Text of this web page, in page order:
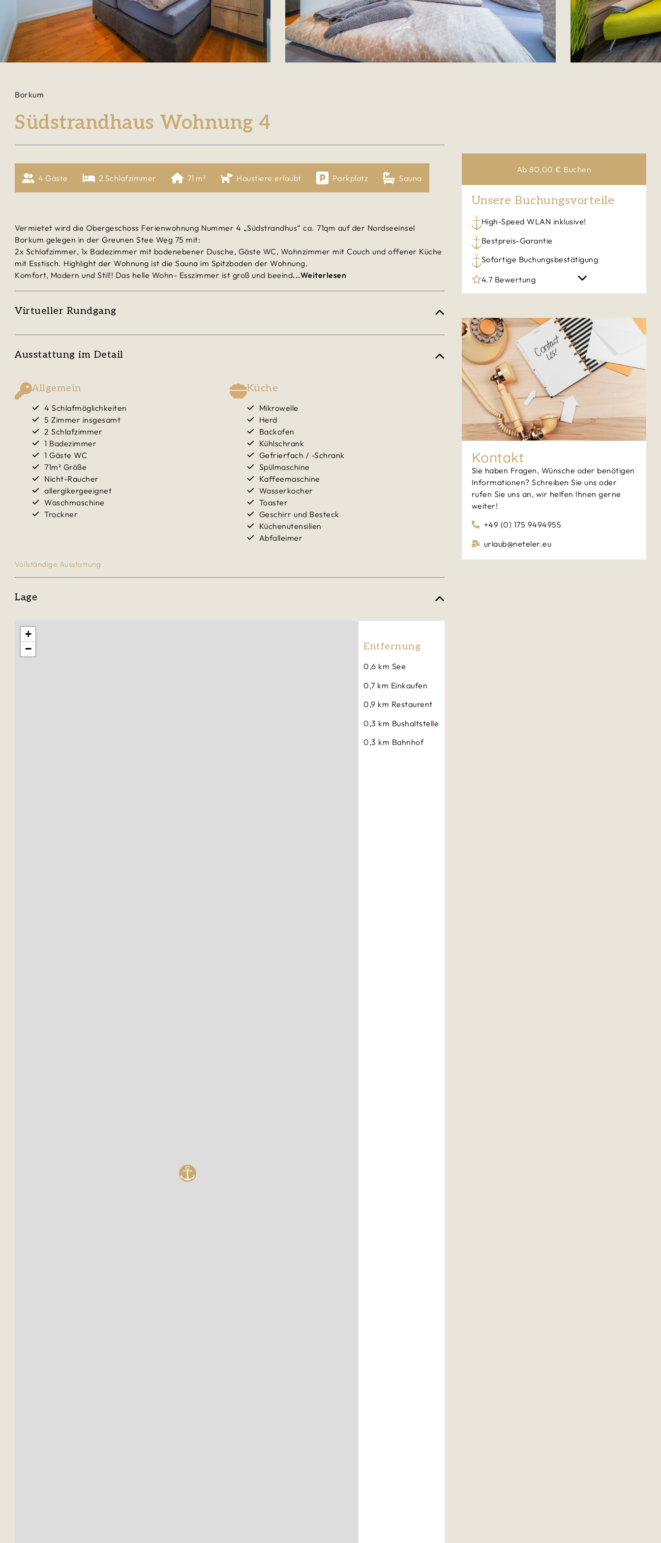
Borkum
Südstrandhaus Wohnung 4
4 Gäste 2 Schlafzimmer 71 m² Haustiere erlaubt Parkplatz Sauna
Vermietet wird die Obergeschoss Ferienwohnung Nummer 4 „Südstrandhus“ ca. 71qm auf der Nordseeinsel
Borkum gelegen in der Greunen Stee Weg 75 mit:
2x Schlafzimmer, 1x Badezimmer mit bodenebener Dusche, Gäste WC, Wohnzimmer mit Couch und offener Küche
mit Esstisch. Highlight der Wohnung ist die Sauna im Spitzboden der Wohnung.
Komfort, Modern und Stil!! Das helle Wohn- Esszimmer ist groß und beeind...Weiterlesen
Virtueller Rundgang
Ausstattung im Detail
Allgemein
4 Schlafmöglichkeiten
5 Zimmer insgesamt
2 Schlafzimmer
1 Badezimmer
1 Gäste WC
71m² Größe
Nicht-Raucher
allergikergeeignet
Waschmaschine
Trockner
Küche
Mikrowelle
Herd
Backofen
Kühlschrank
Gefrierfach / -Schrank
Spülmaschine
Kaffeemaschine
Wasserkocher
Toaster
Geschirr und Besteck
Küchenutensilien
Abfalleimer
Vollständige Ausstattung
Lage
+
−
Entfernung
0,6 km See
0,7 km Einkaufen
0,9 km Restaurent
0,3 km Bushaltstelle
0,3 km Bahnhof
Ab80,00 € Buchen
Unsere Buchungsvorteile
High-Speed WLAN inklusive!
Bestpreis-Garantie
Sofortige Buchungsbestätigung
4.7 Bewertung
Kontakt
Sie haben Fragen, Wünsche oder benötigen
Informationen? Schreiben Sie uns oder
rufen Sie uns an, wir helfen Ihnen gerne
weiter!
+49 (0) 175 9494955
urlaub@neteler.eu